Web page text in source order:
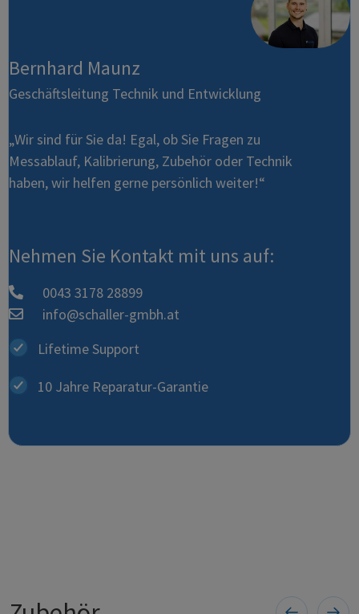
Bernhard Maunz
Geschäftsleitung Technik und Entwicklung
„Wir sind für Sie da! Egal, ob Sie Fragen zu
Messablauf, Kalibrierung, Zubehör oder Technik
haben, wir helfen gerne persönlich weiter!“
Nehmen Sie Kontakt mit uns auf:
0043 3178 28899
info@schaller-gmbh.at
Lifetime Support
10 Jahre Reparatur-Garantie